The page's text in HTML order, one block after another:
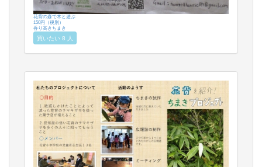
花背の森で木と遊ぶ
150円（税別）
香り高きちまき
買いたい 8 人